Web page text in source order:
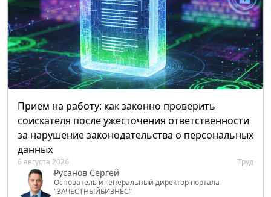
Прием на работу: как законно проверить
соискателя после ужесточения ответственности
за нарушение законодательства о персональных
данных
6 августа 2026 Труд
Русанов Сергей
Основатель и генеральный директор портала
"ЗАЧЕСТНЫЙБИЗНЕС"